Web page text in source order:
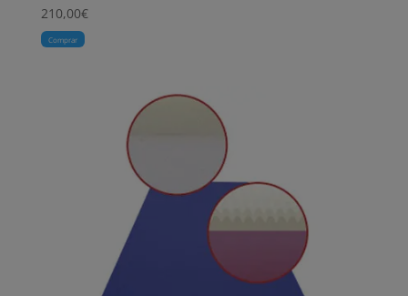
210,00€
Comprar